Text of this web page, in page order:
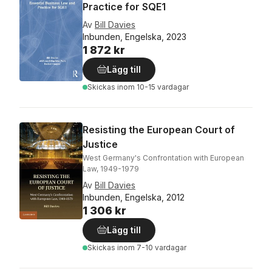
Practice for SQE1
Av Bill Davies
Inbunden, Engelska, 2023
1 872 kr
Lägg till
Skickas inom 10-15 vardagar
Resisting the European Court of
Justice
West Germany's Confrontation with European
Law, 1949-1979
Av Bill Davies
Inbunden, Engelska, 2012
1 306 kr
Lägg till
Skickas inom 7-10 vardagar